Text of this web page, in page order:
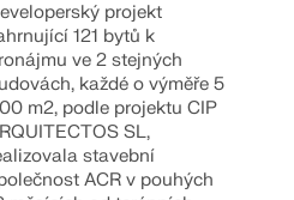
projekt
121 bytů k
ve 2 stejných
každé o výměře 5
m2, podle projektu CIP
SL,
stavební
ACR v pouhých